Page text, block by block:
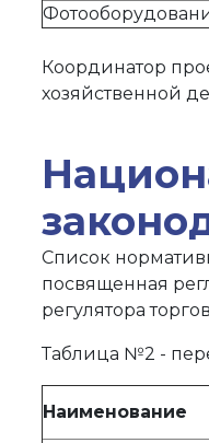
Координатор
хозяйственной
Список
посвященная
регулятора
Таблица №2 -
Наименование